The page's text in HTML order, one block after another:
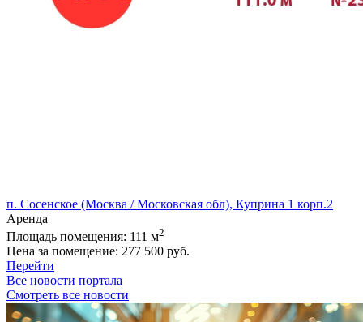
п. Сосенское (Москва / Московская обл), Куприна 1 корп.2
Аренда
Площадь помещения: 111 м2
Цена за помещение: 277 500 руб.
Перейти
Все новости портала
Смотреть все новости